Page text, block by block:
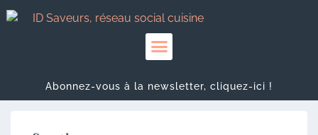
Abonnez-vous à la newsletter, cliquez-ici !